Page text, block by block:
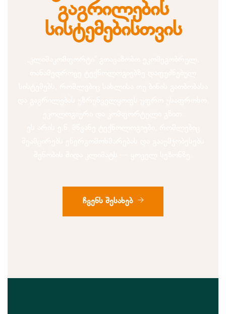
გაგრილების
სისტემებისთვის
ჩვენს შესახებ